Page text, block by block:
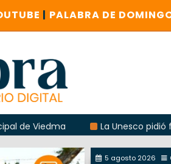
| PALABRA DE
La Unesco pidió frenar
5 agosto 2026